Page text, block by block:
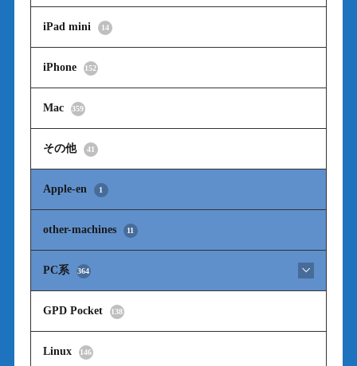
iPad mini 14
iPhone 152
Mac 359
その他 41
Apple-en 1
other-machines 11
PC系 364
GPD Pocket 138
Linux 146